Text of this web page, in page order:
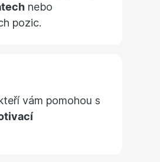
nebo
pozic.
vám pomohou s